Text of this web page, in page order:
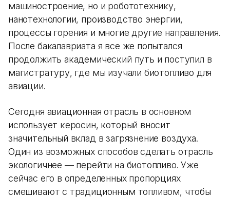
машиностроение, но и робототехнику,
нанотехнологии, производство энергии,
процессы горения и многие другие направления.
После бакалавриата я все же попытался
продолжить академический путь и поступил в
магистратуру, где мы изучали биотопливо для
авиации.
Сегодня авиационная отрасль в основном
использует керосин, который вносит
значительный вклад в загрязнение воздуха.
Один из возможных способов сделать отрасль
экологичнее — перейти на биотопливо. Уже
сейчас его в определенных пропорциях
смешивают с традиционным топливом, чтобы